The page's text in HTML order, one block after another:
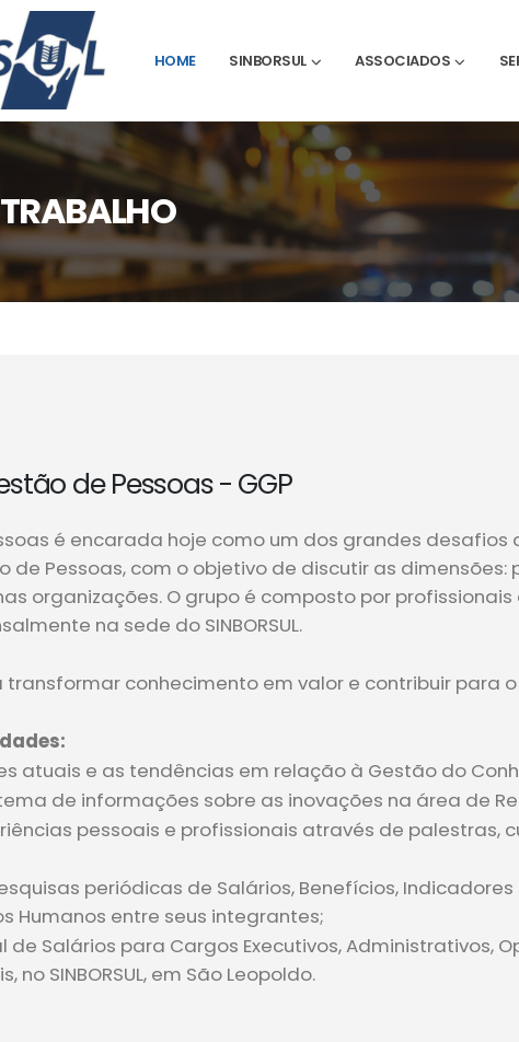
HOME SINBORSUL ASSOCIADOS
de Pessoas - GGP
é encarada hoje como um dos grandes desafios
de Pessoas, com o objetivo de discutir as
organizações. O grupo é composto por
na sede do SINBORSUL.
transformar conhecimento em valor e contribuir para
atuais e as tendências em relação à Gestão do
de informações sobre as inovações na área de
pessoais e profissionais através de palestras,
periódicas de Salários, Benefícios,
Humanos entre seus integrantes;
de Salários para Cargos Executivos, Administrativos,
no SINBORSUL, em São Leopoldo.